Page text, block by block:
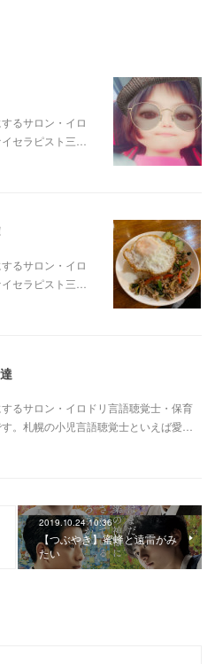
るサロン・イロ
セラピスト三…
るサロン・イロ
セラピスト三…
るサロン・イロドリ言語聴覚士・保育
。札幌の小児言語聴覚士といえば愛…
2019.10.24 10:36
【つぶやき】蜜蜂と遠雷がみ
たい